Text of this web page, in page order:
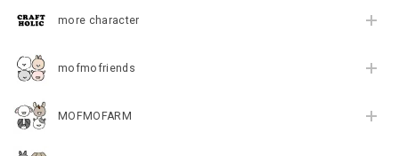
more character
mofmofriends
MOFMOFARM